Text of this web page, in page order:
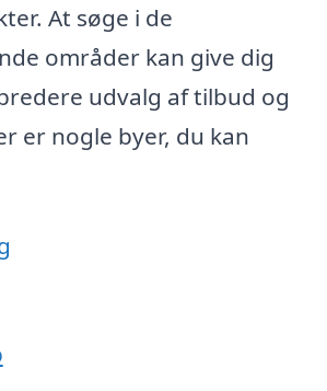
At søge i de
områder kan give dig
udvalg af tilbud og
er nogle byer, du kan